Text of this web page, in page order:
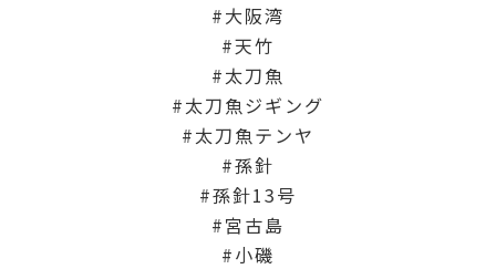
大阪湾
天竹
太刀魚
太刀魚ジギング
太刀魚テンヤ
孫針
孫針13号
宮古島
小磯